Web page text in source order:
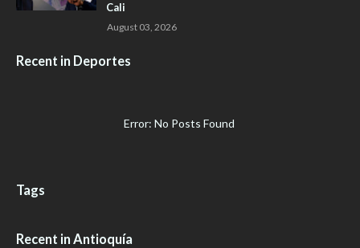
Cali
August 03, 2026
Recent in Deportes
Error: No Posts Found
Tags
Recent in Antioquía